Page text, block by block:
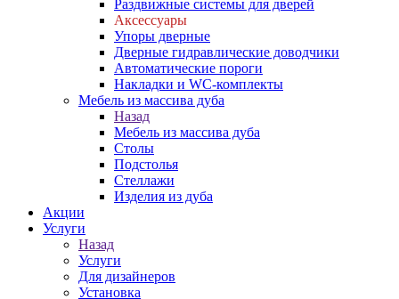
Раздвижные системы для дверей
Аксессуары
Упоры дверные
Дверные гидравлические доводчики
Автоматические пороги
Накладки и WC-комплекты
Мебель из массива дуба
Назад
Мебель из массива дуба
Столы
Подстолья
Стеллажи
Изделия из дуба
Акции
Услуги
Назад
Услуги
Для дизайнеров
Установка